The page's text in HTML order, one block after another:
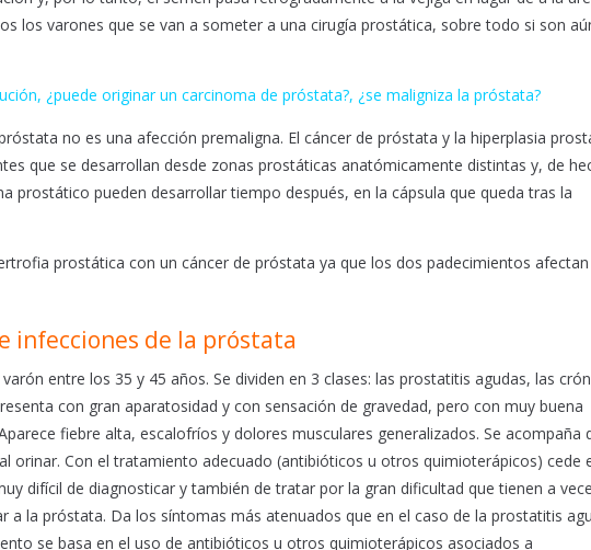
los varones que se van a someter a una cirugía prostática, sobre todo si son
¿puede originar un carcinoma de próstata?, ¿se maligniza la próstata?
no es una afección premaligna. El cáncer de próstata y la hiperplasia
que se desarrollan desde zonas prostáticas anatómicamente distintas y, de
prostático pueden desarrollar tiempo después, en la cápsula que queda tras la
prostática con un cáncer de próstata ya que los dos padecimientos
infecciones de la próstata
entre los 35 y 45 años. Se dividen en 3 clases: las prostatitis agudas, las
con gran aparatosidad y con sensación de gravedad, pero con muy buena
fiebre alta, escalofríos y dolores musculares generalizados. Se acompaña
orinar. Con el tratamiento adecuado (antibióticos u otros quimioterápicos) cede
difícil de diagnosticar y también de tratar por la gran dificultad que tienen a
la próstata. Da los síntomas más atenuados que en el caso de la prostatitis
se basa en el uso de antibióticos u otros quimioterápicos asociados a